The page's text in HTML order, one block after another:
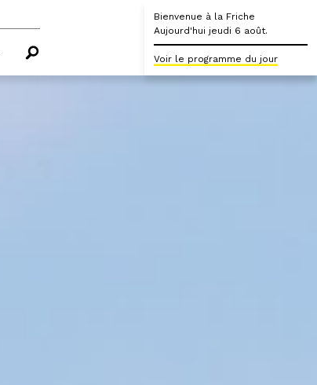
Bienvenue à la Friche
Aujourd'hui jeudi 6 août.
Voir le programme du jour